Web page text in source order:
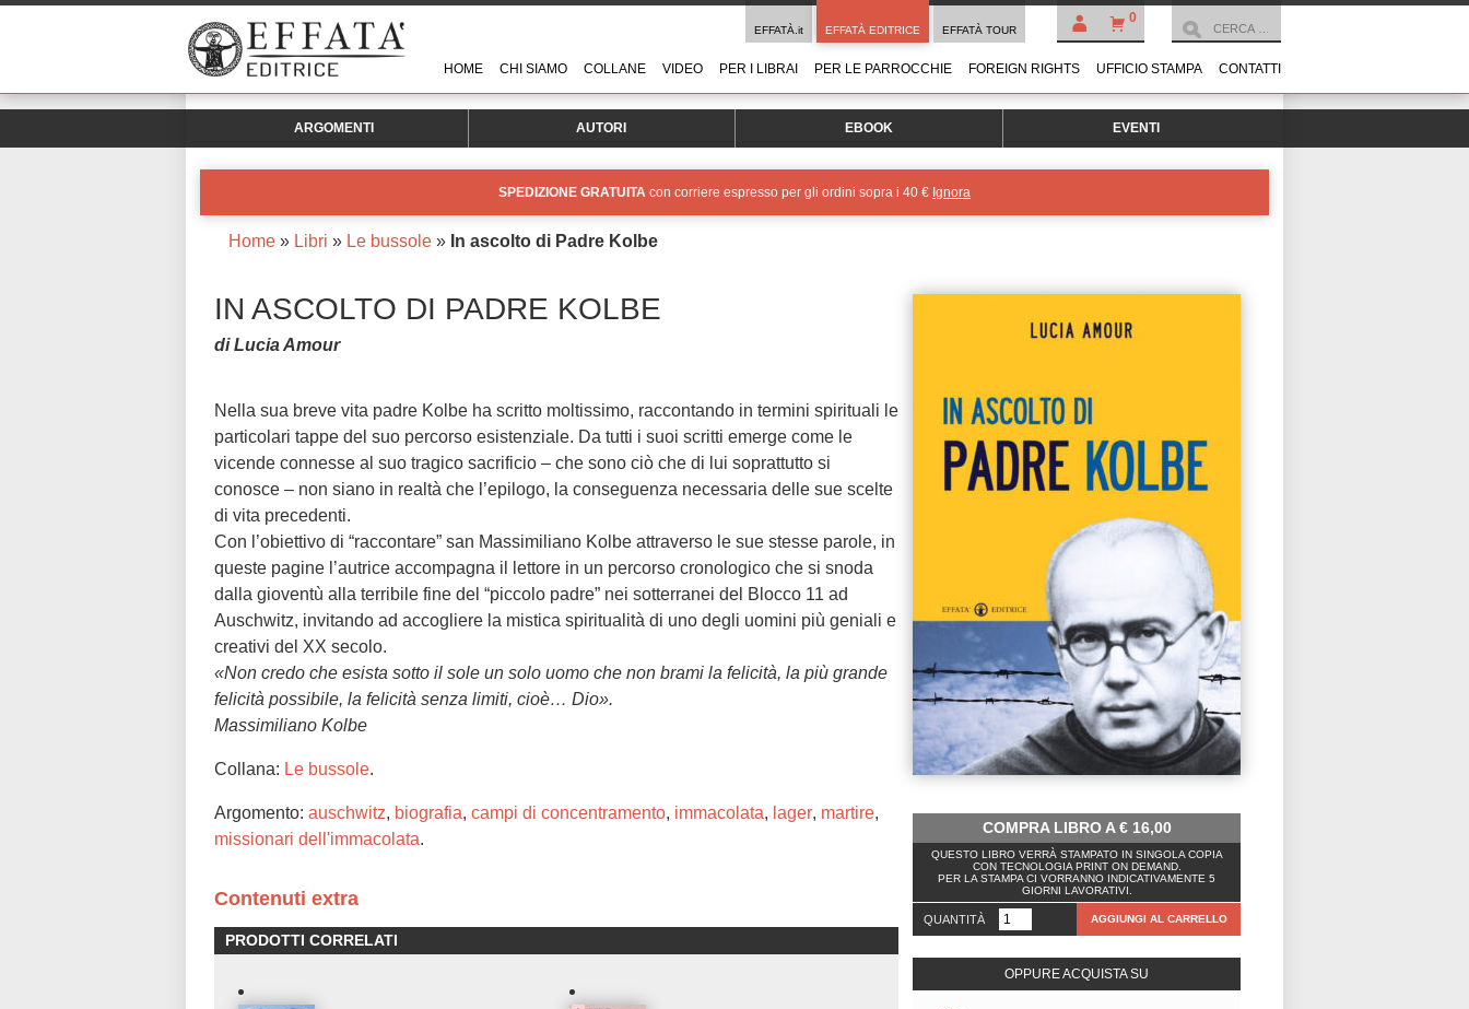
0
EFFATÀ.it EFFATÀ EDITRICE EFFATÀ TOUR
HOME CHI SIAMO COLLANE VIDEO PER I LIBRAI PER LE PARROCCHIE FOREIGN RIGHTS UFFICIO STAMPA CONTATTI
ARGOMENTI AUTORI EBOOK EVENTI
SPEDIZIONE GRATUITA con corriere espresso per gli ordini sopra i 40 € Ignora
Home » Libri » Le bussole » In ascolto di Padre Kolbe
COMPRA LIBRO A€16,00
QUESTO LIBRO VERRÀ STAMPATO IN SINGOLA COPIA
CON TECNOLOGIA PRINT ON DEMAND.
PER LA STAMPA CI VORRANNO INDICATIVAMENTE 5
GIORNI LAVORATIVI.
QUANTITÀ AGGIUNGI AL CARRELLO
OPPURE ACQUISTA SU
IN ASCOLTO DI PADRE KOLBE
di Lucia Amour
Nella sua breve vita padre Kolbe ha scritto moltissimo, raccontando in termini spirituali le
particolari tappe del suo percorso esistenziale. Da tutti i suoi scritti emerge come le
vicende connesse al suo tragico sacrificio – che sono ciò che di lui soprattutto si
conosce – non siano in realtà che l’epilogo, la conseguenza necessaria delle sue scelte
di vita precedenti.
Con l’obiettivo di “raccontare” san Massimiliano Kolbe attraverso le sue stesse parole, in
queste pagine l’autrice accompagna il lettore in un percorso cronologico che si snoda
dalla gioventù alla terribile fine del “piccolo padre” nei sotterranei del Blocco 11 ad
Auschwitz, invitando ad accogliere la mistica spiritualità di uno degli uomini più geniali e
creativi del XX secolo.
«Non credo che esista sotto il sole un solo uomo che non brami la felicità, la più grande
felicità possibile, la felicità senza limiti, cioè… Dio».
Massimiliano Kolbe
Collana: Le bussole.
Argomento: auschwitz, biografia, campi di concentramento, immacolata, lager, martire,
missionari dell'immacolata.
Contenuti extra
PRODOTTI CORRELATI